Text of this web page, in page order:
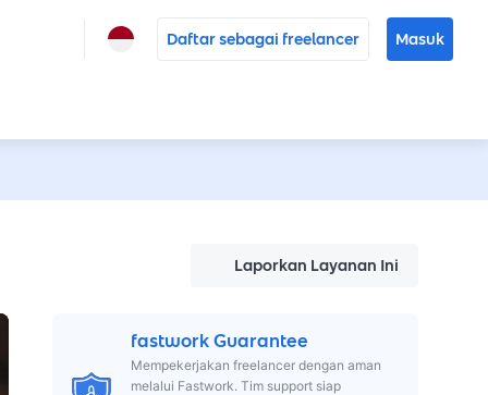
Daftar sebagai freelancer Masuk
Laporkan Layanan Ini
fastwork Guarantee
Mempekerjakan freelancer dengan aman
melalui Fastwork. Tim support siap